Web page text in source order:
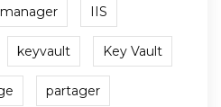
IIS
keyvault Key Vault
partager